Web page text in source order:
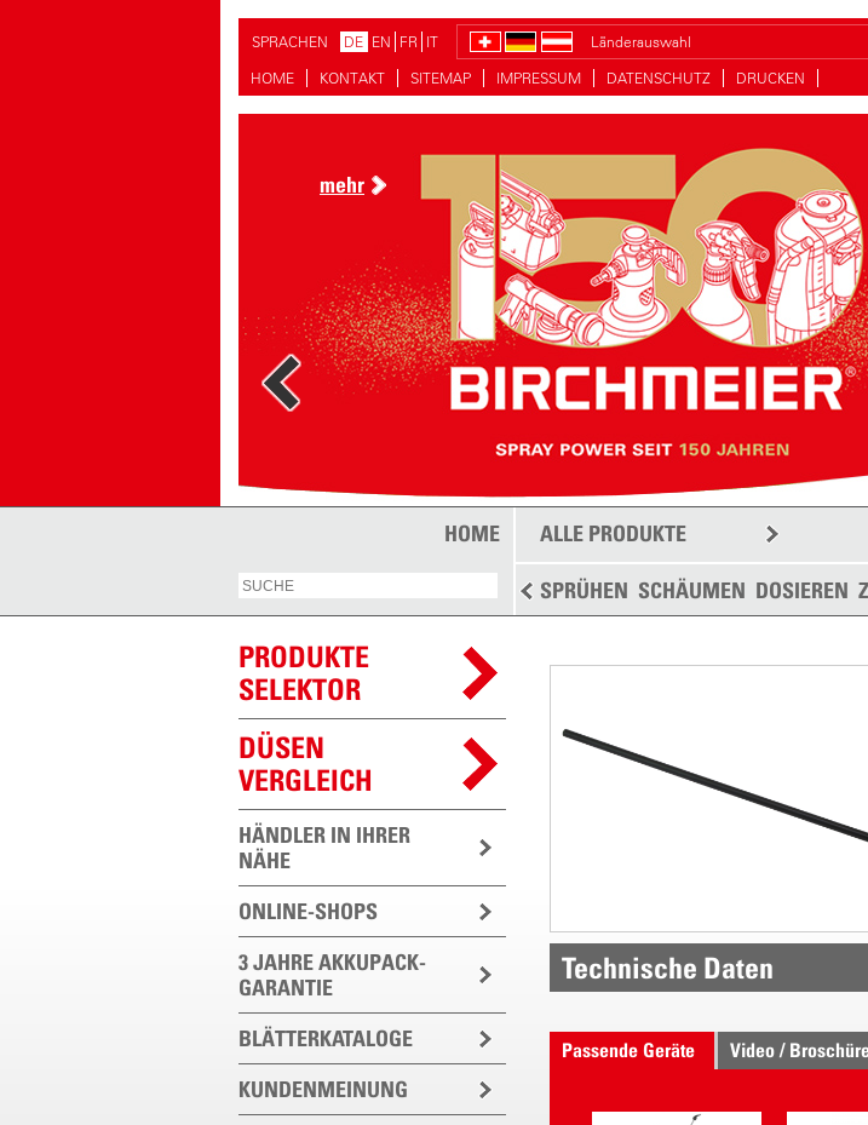
SPRACHEN DE EN FR IT
Länderauswahl
HOME
KONTAKT SITEMAP IMPRESSUM DATENSCHUTZ DRUCKEN
mehr
mehr
HOME ALLE PRODUKTE
SPRÜHEN SCHÄUMEN DOSIEREN
PRODUKTE
SELEKTOR
DÜSEN
VERGLEICH
HÄNDLER IN IHRER
NÄHE
ONLINE-SHOPS
3 JAHRE AKKUPACK-
GARANTIE
BLÄTTERKATALOGE
KUNDENMEINUNG
Technische Daten
Passende Geräte Video /